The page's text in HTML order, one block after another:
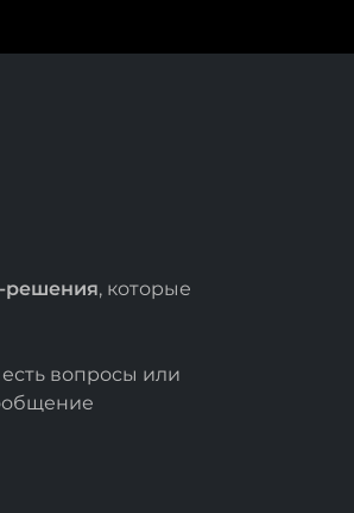
решения, которые
вопросы или